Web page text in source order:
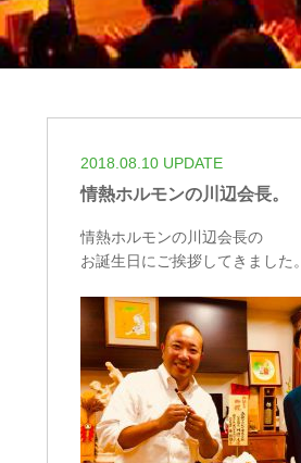
2018.08.10 UPDATE
情熱ホルモンの川辺会長。
情熱ホルモンの川辺会長の
お誕生日にご挨拶してきました。